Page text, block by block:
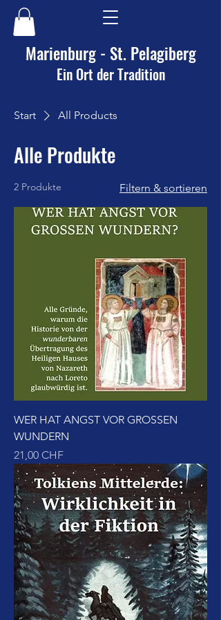
Marienburg - St. Pelagiberg
Ein Ort der Tradition
Start All Products
Alle Produkte
2 Produkte Filtern & sortieren
WER HAT ANGST VOR GROSSEN
WUNDERN
Preis
21,00 CHF